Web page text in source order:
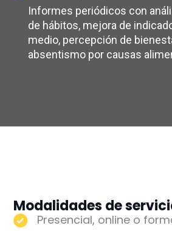
Informes periódicos con
de hábitos, mejora de
medio, percepción de
absentismo por causas
Modalidades de
Presencial, online o